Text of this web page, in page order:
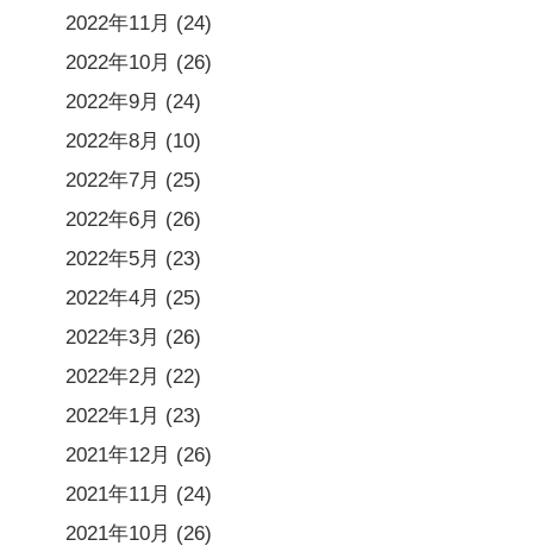
2022年11月 (24)
2022年10月 (26)
2022年9月 (24)
2022年8月 (10)
2022年7月 (25)
2022年6月 (26)
2022年5月 (23)
2022年4月 (25)
2022年3月 (26)
2022年2月 (22)
2022年1月 (23)
2021年12月 (26)
2021年11月 (24)
2021年10月 (26)